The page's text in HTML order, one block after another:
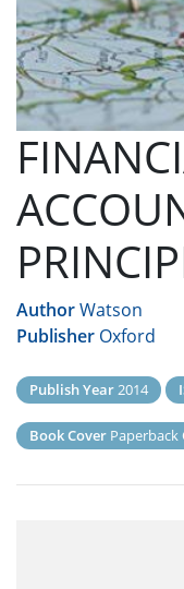
AuthorWatson
Publisher Oxford
Publish Year2014
Book Cover Paperback